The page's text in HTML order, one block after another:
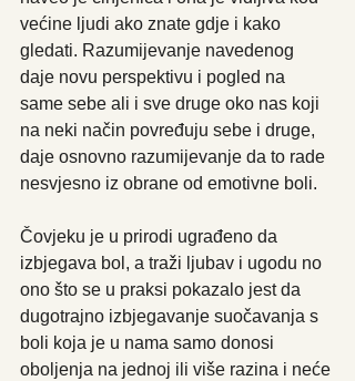
većine ljudi ako znate gdje i kako
gledati. Razumijevanje navedenog
daje novu perspektivu i pogled na
same sebe ali i sve druge oko nas koji
na neki način povređuju sebe i druge,
daje osnovno razumijevanje da to rade
nesvjesno iz obrane od emotivne boli.
Čovjeku je u prirodi ugrađeno da
izbjegava bol, a traži ljubav i ugodu no
ono što se u praksi pokazalo jest da
dugotrajno izbjegavanje suočavanja s
boli koja je u nama samo donosi
oboljenja na jednoj ili više razina i neće